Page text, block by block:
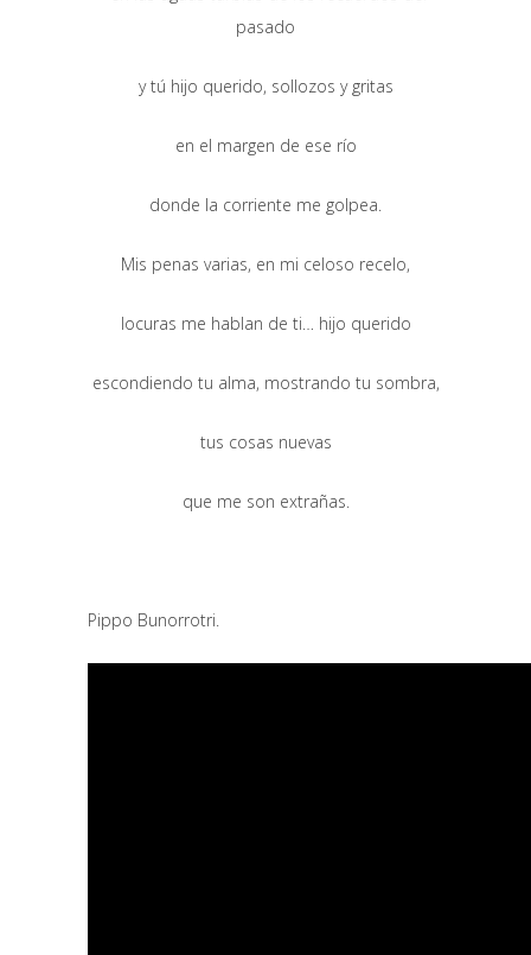
pasado
y tú hijo querido, sollozos y gritas
en el margen de ese río
donde la corriente me golpea.
Mis penas varias, en mi celoso recelo,
locuras me hablan de ti… hijo querido
escondiendo tu alma, mostrando tu sombra,
tus cosas nuevas
que me son extrañas.
Pippo Bunorrotri.